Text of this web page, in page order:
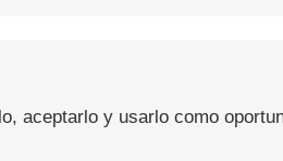
aceptarlo y usarlo como